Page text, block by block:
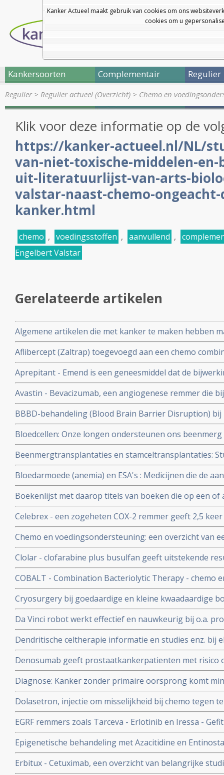
Kanker Actueel maakt gebruik van cookies om ons
cookies om u
Kankersoorten Complementair Regulier
Regulier> Regulier actueel (Overzicht) > Chemo en
Klik voor deze informatie op de
https://kanker-actueel.nl/NL/
van-niet-toxische-middelen-en-
uit-literatuurlijst-van-arts-
valstar-naast-chemo-
kanker.html
chemo , voedingsstoffen , aanvullend ,
Engelbert Valstar
Gerelateerde artikelen
Algemene artikelen die met kanker te maken hebben
van kanker
Aflibercept (Zaltrap) toegevoegd aan een chemo
leucovorine en irinotecan (FOLFIRI) verbetert de
1,5 maand
Aprepitant - Emend is een geneesmiddel dat de
vermindert en inmiddels veelgebruikt middel om
Avastin - Bevacizumab, een angiogenese remmer die
kanker gebruikt wordt inmiddels: overzicht van een
artikelen
BBBD-behandeling (Blood Brain Barrier Disruption)
centrale zenuwstelsel succesvol en hoog significant
Bloedcellen: Onze longen ondersteunen ons
bloedcellen, bloedplaatjes en immuuncellen.
Beenmergtransplantaties en stamceltransplantaties:
toxische middelen en behandelingen uit literatuurlijst
Valstar naast beenmergtransplantaties en
Bloedarmoede (anemia) en ESA's : Medicijnen die de
bloedlichaampjes stimuleren en vaak ingezet worden
moeheid geven een groter risico (17%) om te sterven
kortere mediane overlevingstijd.
Boekenlijst met daarop titels van boeken die op een
tot kanker en omgaan daarmee
Celebrex - een zogeheten COX-2 remmer geeft 2,5
hartklachten aldus gerandomiseerde dubbelblinde
producent Pfizer zakte 17% in waarde op 1 dag.
Chemo en voedingsondersteuning: een overzicht van
elkaar in 1 overzicht. Inclusief studielijst chemo en
Clolar - clofarabine plus busulfan geeft uitstekende
lymfatische Leukemie en stamceltransplantatie
COBALT - Combination Bacteriolytic Therapy - chemo
dierproeven, maar wordt ook bekritiseerd door hoge
Cryosurgery bij goedaardige en kleine kwaadaardige
- wordt vaak succesvol en genezend toegepast.
Da Vinci robot werkt effectief en nauwkeurig bij o.a.
Dendritische celtherapie informatie en studies enz. bij
Denosumab geeft prostaatkankerpatienten met risico
tijd tot zich botuitzaaiingen voordoen, maar geen
Diagnose: Kanker zonder primaire oorsprong komt
diagnostiek, maar kans op overlijden blijft gelijk.
Dolasetron, injectie om misselijkheid bij chemo tegen
hartfalen, waarschuwt de FDA. Dolasetron mag niet
dosis.
EGRF remmers zoals Tarceva - Erlotinib en Iressa -
Epigenetische behandeling met Azacitidine en
niet-klein-cellige longkanker
Erbitux - Cetuximab, een overzicht van belangrijke